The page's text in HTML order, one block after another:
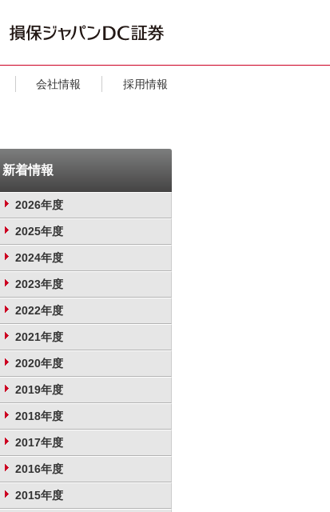
会社情報 採用情報
新着情報
2026年度
2025年度
2024年度
2023年度
2022年度
2021年度
2020年度
2019年度
2018年度
2017年度
2016年度
2015年度